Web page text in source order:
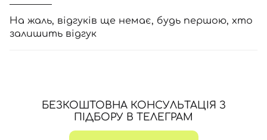
На жаль, відгуків ще немає, будь першою, хто
залишить відгук
БЕЗКОШТОВНА КОНСУЛЬТАЦІЯ З
ПІДБОРУ В ТЕЛЕГРАМ